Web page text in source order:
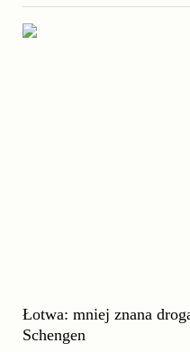
Łotwa: mniej znana
Schengen